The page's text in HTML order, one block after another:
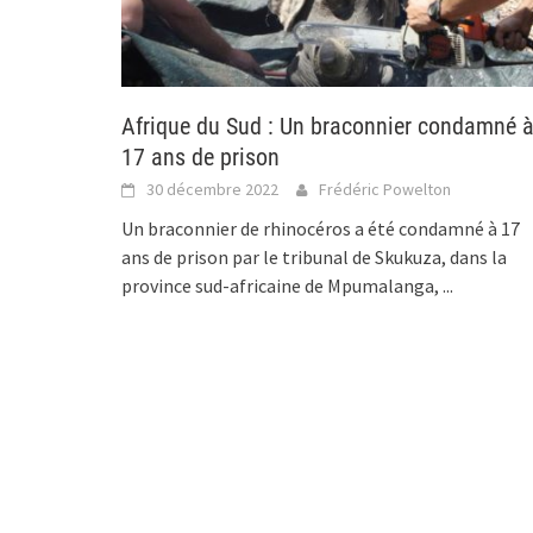
Afrique du Sud : Un braconnier condamné à
17 ans de prison
30 décembre 2022 Frédéric Powelton
Un braconnier de rhinocéros a été condamné à 17
ans de prison par le tribunal de Skukuza, dans la
province sud-africaine de Mpumalanga, ...